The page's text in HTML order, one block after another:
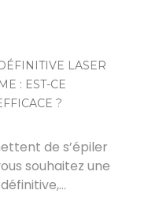
LASER
: EST-CE
?
de s’épiler
souhaitez une